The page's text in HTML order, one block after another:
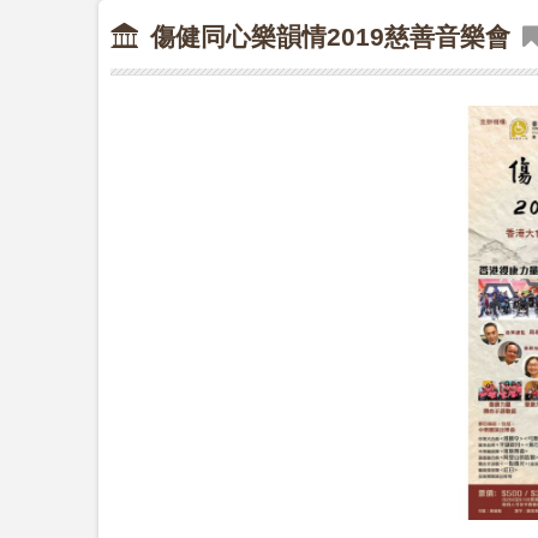
傷健同心樂韻情2019慈善音樂會